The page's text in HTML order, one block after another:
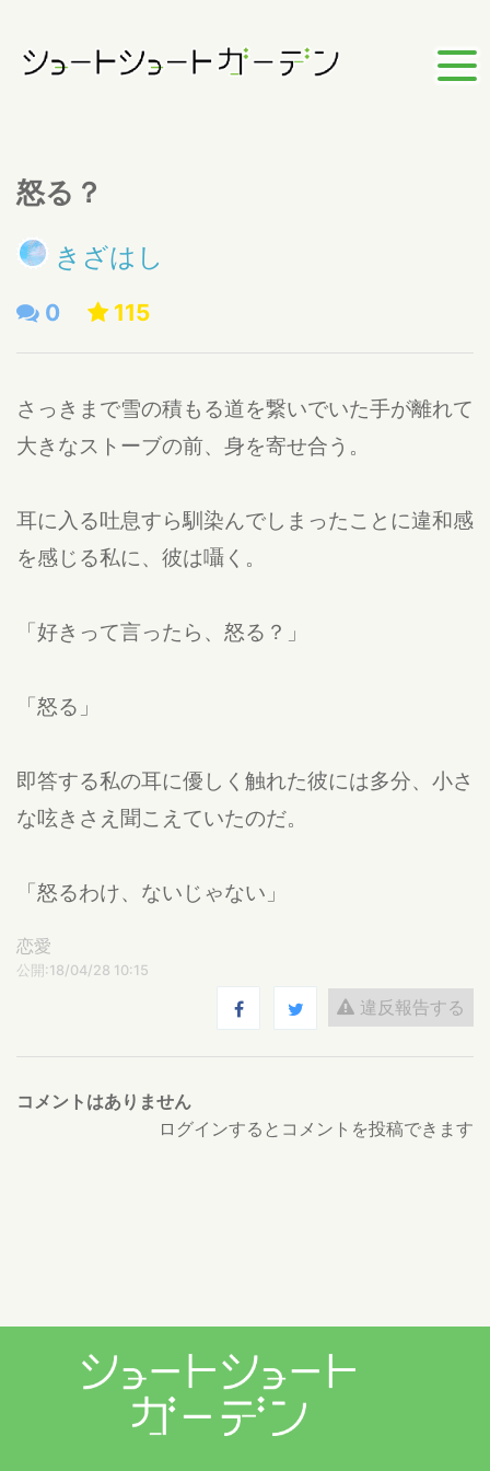
怒る？
きざはし
0 115
さっきまで雪の積もる道を繋いでいた手が離れて
大きなストーブの前、身を寄せ合う。
耳に入る吐息すら馴染んでしまったことに違和感
を感じる私に、彼は囁く。
「好きって言ったら、怒る？」
「怒る」
即答する私の耳に優しく触れた彼には多分、小さ
な呟きさえ聞こえていたのだ。
「怒るわけ、ないじゃない」
恋愛
公開:18/04/28 10:15
違反報告する
コメントはありません
ログインするとコメントを投稿できます